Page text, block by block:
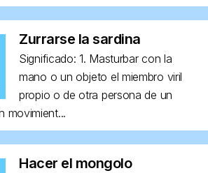
Zurrarse la sardina
Significado: 1. Masturbar con la
mano o un objeto el miembro viril
propio o de otra persona de un
movimient...
Hacer el mongolo